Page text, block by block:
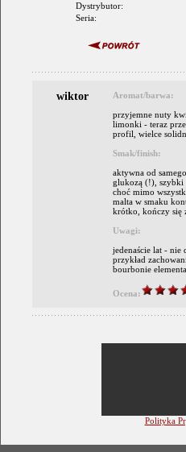
Dystrybutor:
Seria:
wiktor
Aromat/barwa:
przyjemne nuty
limonki - teraz
profil, wielce
Smak/finish:
aktywna od
glukozą (!), szybki
choć mimo
malta w smaku
krótko, kończy się
Uwagi:
jedenaście lat -
przykład
bourbonie
Ocena:
Polityka